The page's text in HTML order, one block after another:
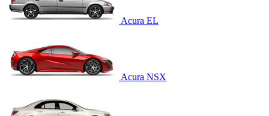
Acura EL
Acura NSX